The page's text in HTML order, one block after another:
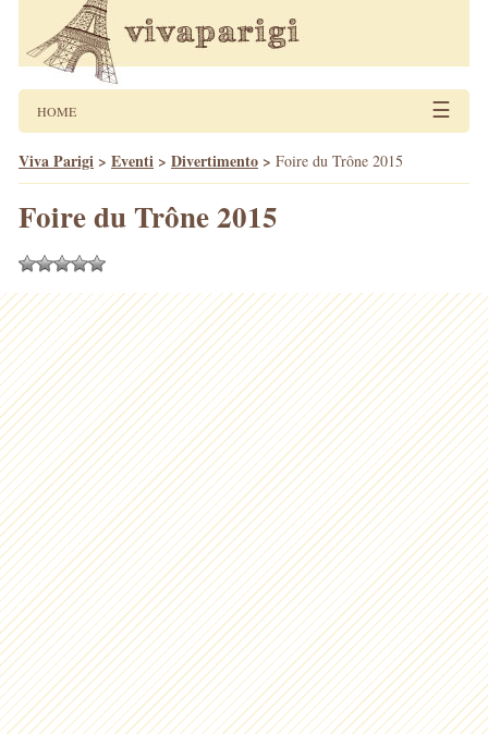
HOME ☰
Viva Parigi > Eventi > Divertimento > Foire du Trône 2015
Foire du Trône 2015